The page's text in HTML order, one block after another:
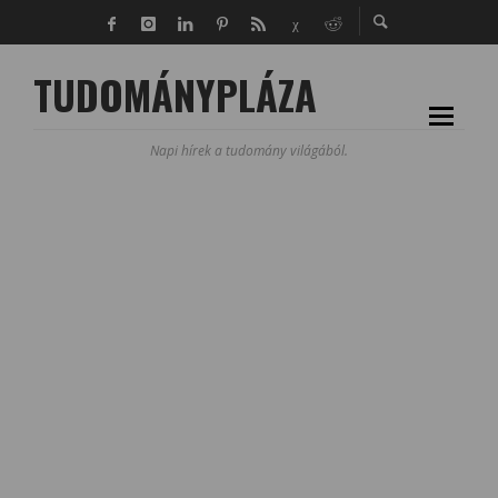
TUDOMÁNYPLÁZA
Napi hírek a tudomány világából.